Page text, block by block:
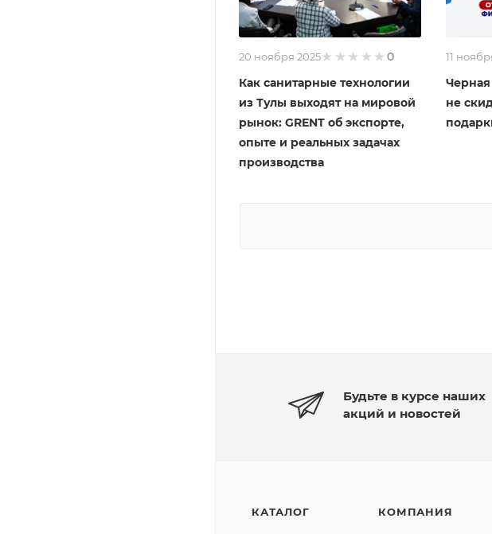
20 ноября 2025
0
Как санитарные технологии
из Тулы выходят на мировой
рынок: GRENT об экспорте,
опыте и реальных задачах
производства
11
Черная
не
Будьте в курсе наших
акций и новостей
КАТАЛОГ КОМПАНИЯ